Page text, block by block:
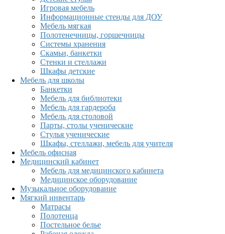
Игровая мебель
Информационные стенды для ДОУ
Мебель мягкая
Полотенечницы, горшечницы
Системы хранения
Скамьи, банкетки
Стенки и стеллажи
Шкафы детские
Мебель для школы
Банкетки
Мебель для библиотеки
Мебель для гардероба
Мебель для столовой
Парты, столы ученические
Стулья ученические
Шкафы, стеллажи, мебель для учителя
Мебель офисная
Медицинский кабинет
Мебель для медицинского кабинета
Медицинское оборудование
Музыкальное оборудование
Мягкий инвентарь
Матрасы
Полотенца
Постельное белье